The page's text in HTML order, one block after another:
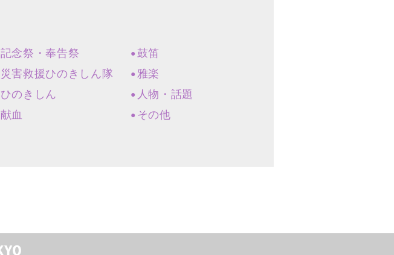
記念祭・奉告祭
災害救援ひのきしん隊
ひのきしん
献血
鼓笛
雅楽
人物・話題
その他